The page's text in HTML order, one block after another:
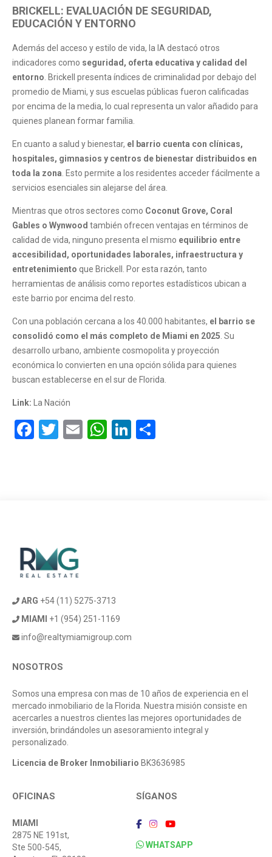
BRICKELL: EVALUACIÓN DE SEGURIDAD,
EDUCACIÓN Y ENTORNO
Además del acceso y estilo de vida, la IA destacó otros
indicadores como seguridad, oferta educativa y calidad del
entorno . Brickell presenta índices de criminalidad por debajo del
promedio de Miami, y sus escuelas públicas fueron calificadas
por encima de la media, lo cual representa un valor añadido para
quienes planean formar familia.
En cuanto a salud y bienestar, el barrio cuenta con clínicas,
hospitales, gimnasios y centros de bienestar distribuidos en
toda la zona . Esto permite a los residentes acceder fácilmente a
servicios esenciales sin alejarse del área.
Mientras que otros sectores como Coconut Grove, Coral
Gables o Wynwood también ofrecen ventajas en términos de
calidad de vida, ninguno presenta el mismo equilibrio entre
accesibilidad, oportunidades laborales, infraestructura y
entretenimiento que Brickell. Por esta razón, tanto
herramientas de análisis como reportes estadísticos ubican a
este barrio por encima del resto.
Con una población cercana a los 40.000 habitantes, el barrio se
consolidó como el más completo de Miami en 2025 . Su
desarrollo urbano, ambiente cosmopolita y proyección
económica lo convierten en una opción sólida para quienes
buscan establecerse en el sur de Florida.
Link: La Nación
Facebook
Twitter
EmailWhatsApp
LinkedIn
ARG +54 (11) 5275-3713
MIAMI
+1 (954) 251-1169
info@realtymiamigroup.com
NOSOTROS
Somos una empresa con mas de 10 años de experiencia en el
mercado inmobiliario de la Florida. Nuestra misión consiste en
acercarles a nuestros clientes las mejores oportunidades de
inversión, brindándoles un asesoramiento integral y
personalizado.
Licencia de Broker Inmobiliario BK3636985
OFICINAS
MIAMI
2875 NE 191st,
Ste 500-545,
SÍGANOS
WHATSAPP